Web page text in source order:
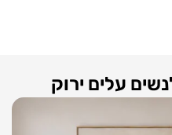
עלים ירוק